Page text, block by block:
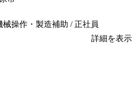
械操作・製造補助 / 正社員
詳細を表示